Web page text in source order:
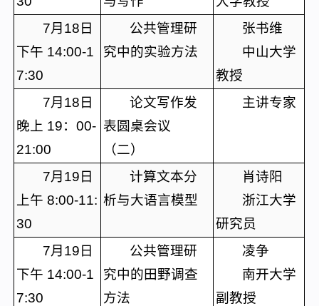
7月18日
下午 14:00-1
7:30
公共管理研
究中的实验方法
张书维
中山大学
教授
7月18日
晚上 19：00-
21:00
论文写作发
表圆桌会议
（二）
主讲专家
7月19日
上午 8:00-11:
30
计算文本分
析与大语言模型
肖诗阳
浙江大学
研究员
7月19日
下午 14:00-1
7:30
公共管理研
究中的田野调查
方法
凌争
南开大学
副教授